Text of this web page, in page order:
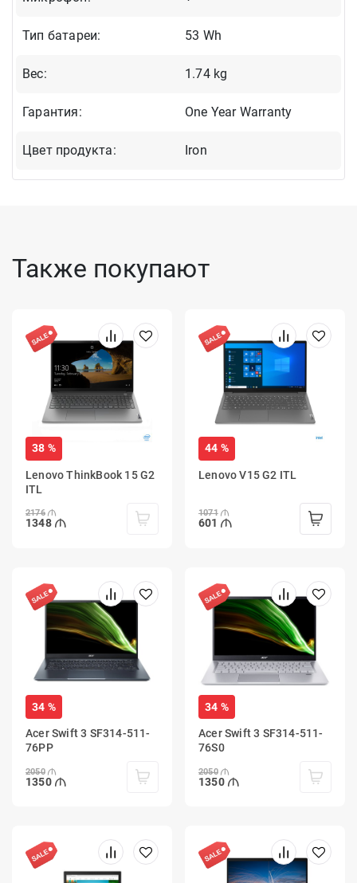
Тип батареи: 53 Wh
Вес: 1.74 kg
Гарантия: One Year Warranty
Цвет продукта: Iron
Также покупают
38 %
Lenovo ThinkBook 15 G2
ITL
2176
1348
44 %
Lenovo V15 G2 ITL
1071
601
34 %
Acer Swift 3 SF314-511-
76PP
2050
1350
34 %
Acer Swift 3 SF314-511-
76S0
2050
1350